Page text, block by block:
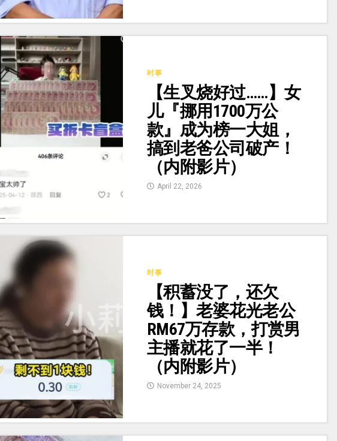
时事
【生叉烧好过……】女
儿『挪用1700万公
款』成为榜一大姐，
搞到老爸公司破产！
（内附影片）
April 22, 2026
时事
【积蓄没了，还欠
钱！】老婆花光老公
RM67万存款，打赏男
主播就花了一半！
（内附影片）
November 24, 2025